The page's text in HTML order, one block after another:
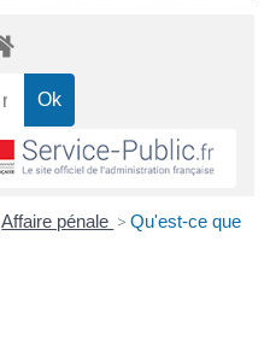
Affaire pénale > Qu'est-ce que